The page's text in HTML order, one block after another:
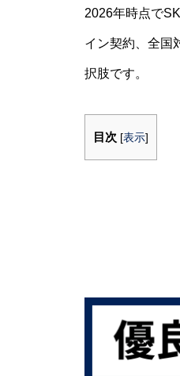
2026年時点で
イン契約、全国
択肢です。
目次 [表示]